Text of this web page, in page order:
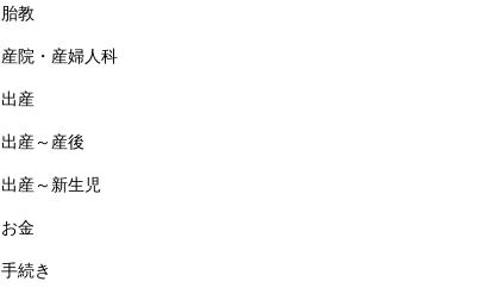
胎教
産院・産婦人科
出産
出産～産後
出産～新生児
お金
手続き